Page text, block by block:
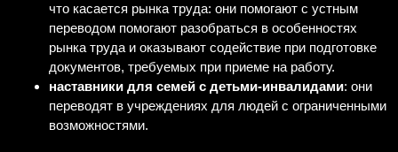
что касается рынка труда: они помогают с устным
переводом помогают разобраться в особенностях
рынка труда и оказывают содействие при подготовке
документов, требуемых при приеме на работу.
наставники для семей с детьми-инвалидами: они
переводят в учреждениях для людей с ограниченными
возможностями.